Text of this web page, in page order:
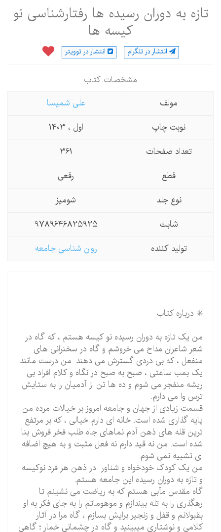
تازه به دوران رسیده ها رفتارشناسی نو
کیسه ها
انتشار در تلگرام انتشار در توویتر
مشخصات كتاب
مولف
علی شمیسا
نوبت چاپ
اول ، 1403
تعداد صفحات
361
قطع
رقعی
نوع جلد
شومیز
شابك
9789646825925
تولید كننده
روان شناسی جامعه
✳️ درباره کتاب
من یک تازه به دوران رسیده نو کیسه هستم ، که گاه در
شعر شاعران مداح می خروشم و گاه در سخنرانی های
منفعل ، که بی دردی گسترش می دهند. من درست مانند
یک بمب ساعتی ، صبح به صبح در نگاه و کلام افراد بی
ریشه منفجر می شوم و ده ها تن از آدمیان را به ستایش
ترس وا می دارم.
قسمت زیادی از جهان و جامعه امروز بر خیالات مرده من
پایه گذاری شده است. خانه ای دارم خیالی ، که بر مرتفع
ترین قله های ذهن آدم نماهای جاه طلب فخر فروش بنا
شده است. من نه قید دارم نه فعل مثبت و به هیچ اضافه
ای تشبیه نمی شوم.
من یک کودک خودخواه و شناور در ذهن هر فرد نوکیسه
و تازه به دوران رسیده این جامعه هستم.
گاه مقدس مآبی هستم که به ریاضت می نشینم تا
رهگذری را به تله بیندازم و موهوماتم را به جای فکر به او
بقبولانم و قفل و زنجیر برایش بسازم ، گاه مرا در آثار
کلامی و نوشتاری میبینید و گاه در چشمانی خمار ؛ گاهی